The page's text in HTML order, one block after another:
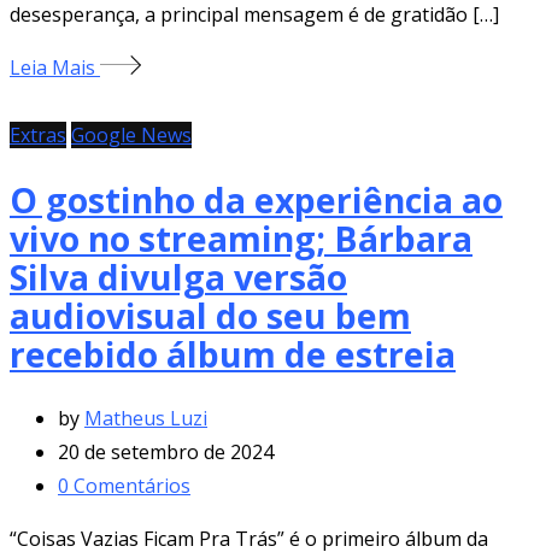
desesperança, a principal mensagem é de gratidão […]
Leia Mais
Extras Google News
O gostinho da experiência ao
vivo no streaming; Bárbara
Silva divulga versão
audiovisual do seu bem
recebido álbum de estreia
by Matheus Luzi
20 de setembro de 2024
0 Comentários
“Coisas Vazias Ficam Pra Trás” é o primeiro álbum da